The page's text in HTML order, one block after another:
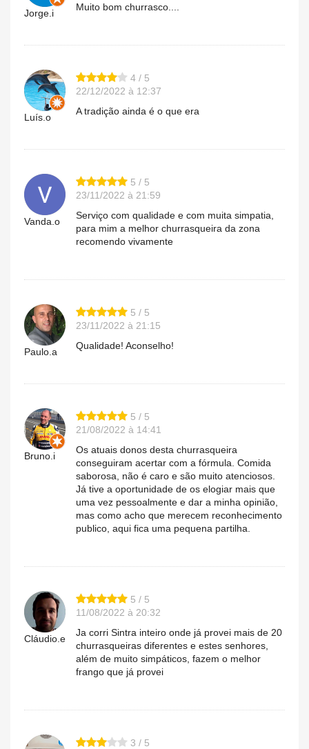
Jorge.i
Muito bom churrasco....
Luís.o
4 / 5
22/12/2022 à 12:37
A tradição ainda é o que era
Vanda.o
5 / 5
23/11/2022 à 21:59
Serviço com qualidade e com muita simpatia,
para mim a melhor churrasqueira da zona
recomendo vivamente
Paulo.a
5 / 5
23/11/2022 à 21:15
Qualidade! Aconselho!
Bruno.i
5 / 5
21/08/2022 à 14:41
Os atuais donos desta churrasqueira
conseguiram acertar com a fórmula. Comida
saborosa, não é caro e são muito atenciosos.
Já tive a oportunidade de os elogiar mais que
uma vez pessoalmente e dar a minha opinião,
mas como acho que merecem reconhecimento
publico, aqui fica uma pequena partilha.
Cláudio.e
5 / 5
11/08/2022 à 20:32
Ja corri Sintra inteiro onde já provei mais de 20
churrasqueiras diferentes e estes senhores,
além de muito simpáticos, fazem o melhor
frango que já provei
3 / 5